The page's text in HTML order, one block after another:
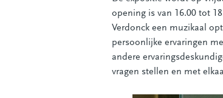
opening is van 16.00 tot
Verdonck een muzikaal
persoonlijke ervaringen
andere
vragen stellen en met